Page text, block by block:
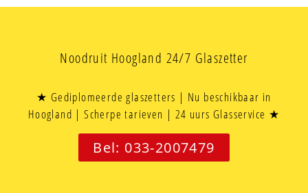
Noodruit Hoogland 24/7 Glaszetter
★ Gediplomeerde glaszetters | Nu beschikbaar in
Hoogland | Scherpe tarieven | 24 uurs Glasservice ★
Bel: 033-2007479